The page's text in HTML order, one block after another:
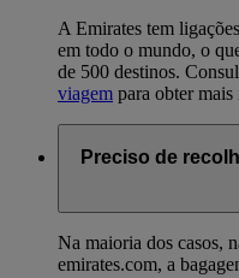
A Emirates tem
em todo o mundo, o
de 500 destinos.
viagem para obter
Preciso de
Na maioria dos casos,
emirates.com, a